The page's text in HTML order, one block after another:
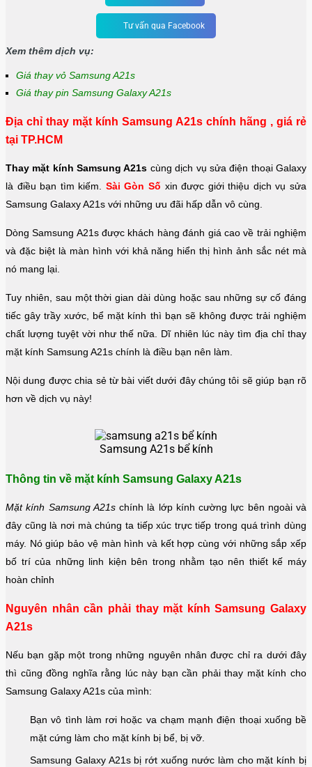
Tư vấn qua Facebook
Xem thêm dịch vụ:
Giá thay vỏ Samsung A21s
Giá thay pin Samsung Galaxy A21s
Địa chỉ thay mặt kính Samsung A21s chính hãng , giá rẻ
tại TP.HCM
Thay mặt kính Samsung A21s cùng dịch vụ sửa điện thoại Galaxy
là điều bạn tìm kiếm. Sài Gòn Số xin được giới thiệu dịch vụ sửa
Samsung Galaxy A21s với những ưu đãi hấp dẫn vô cùng.
Dòng Samsung A21s được khách hàng đánh giá cao về trải nghiệm
và đặc biệt là màn hình với khả năng hiển thị hình ảnh sắc nét mà
nó mang lại.
Tuy nhiên, sau một thời gian dài dùng hoặc sau những sự cố đáng
tiếc gây trầy xước, bể mặt kính thì bạn sẽ không được trải nghiệm
chất lượng tuyệt vời như thế nữa. Dĩ nhiên lúc này tìm địa chỉ thay
mặt kính Samsung A21s chính là điều bạn nên làm.
Nội dung được chia sẻ từ bài viết dưới đây chúng tôi sẽ giúp bạn rõ
hơn về dịch vụ này!
Samsung A21s bể kính
Thông tin về mặt kính Samsung Galaxy A21s
Mặt kính Samsung A21s chính là lớp kính cường lực bên ngoài và
đây cũng là nơi mà chúng ta tiếp xúc trực tiếp trong quá trình dùng
máy. Nó giúp bảo vệ màn hình và kết hợp cùng với những sắp xếp
bố trí của những linh kiện bên trong nhằm tạo nên thiết kế máy
hoàn chỉnh
Nguyên nhân cần phải thay mặt kính Samsung Galaxy
A21s
Nếu bạn gặp một trong những nguyên nhân được chỉ ra dưới đây
thì cũng đồng nghĩa rằng lúc này bạn cần phải thay mặt kính cho
Samsung Galaxy A21s của mình:
Bạn vô tình làm rơi hoặc va chạm mạnh điện thoại xuống bề
mặt cứng làm cho mặt kính bị bể, bị vỡ.
Samsung Galaxy A21s bị rớt xuống nước làm cho mặt kính bị